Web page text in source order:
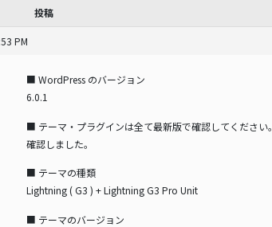
投稿
PM
■ WordPress のバージョン
6.0.1
■ テーマ・プラグインは全て最新版で確認してください。
確認しました。
■ テーマの種類
Lightning ( G3 ) + Lightning G3 Pro Unit
■ テーマのバージョン